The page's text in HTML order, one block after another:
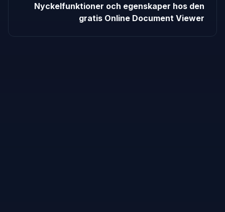
Nyckelfunktioner och egenskaper hos den
gratis Online Document Viewer